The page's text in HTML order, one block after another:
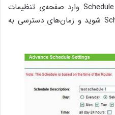
با کلیک بر روی لینک قرمز رنگ Schedule وارد صفحه‌ی تنظیمات
زمان‌بندی برنامه Schedule Settings شوید و زمان‌های دسترسی به